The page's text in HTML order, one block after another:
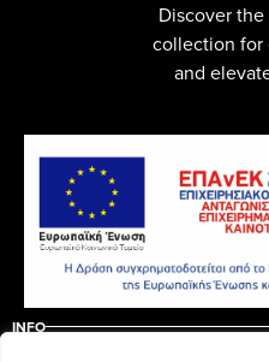
Discover
collection for
and
INFO